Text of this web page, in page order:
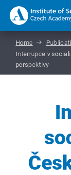
Home
Interrupce v
perspektivy